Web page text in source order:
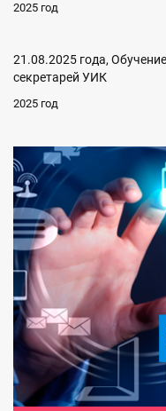
2025 год
21.08.2025 года,
секретарей УИК
2025 год